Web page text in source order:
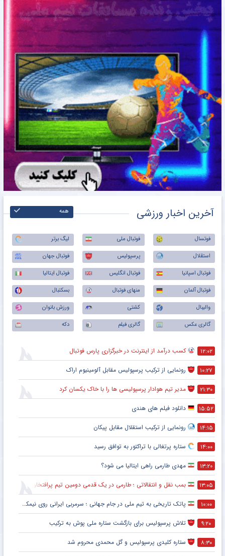
آخرین اخبار ورزشی همه
فوتسال فوتبال ملی
لیگ برتر
استقلال
پرسپولیس
فوتبال جهان
فوتبال اسپانیا
فوتبال انگلیس
فوتبال ایتالیا
فوتبال آلمان
منهای فوتبال
بسکتبال
والیبال
کشتی
ورزش بانوان
گالری عکس
گالری فیلم دکه
۱۲:۰۲ کسب درآمد از اینترنت در خبرگزاری پارس فوتبال
۱۰:۲۷ رونمایی از ترکیب پرسپولیس‌ مقابل آلومینیوم اراک
۲۱:۳۰ مدیر تیم هوادار پرسپولیسی ها را با خاک یکسان کرد
۱۵:۵۲ دانلود فیلم های هندی
۱۴:۱۵ رونمایی از ترکیب استقلال مقابل پیکان
۱۴:۰۰ ستاره پرتغالی با تراکتور به توافق رسید
۱۳:۲۰ مهدی طارمی راهی ایتالیا می شود؟
۱۳:۰۵ بمب نقل و انتقالاتی ؛ طارمی در یک قدمی دومین تیم پرافتخار اروپا
۱۰:۰۰ پاتک تاریخی به تیم ملی در جام جهانی ؛ سرمربی ایرانی روی نیمکت آمریکا
۹:۲۰ تلاش پرسپولیس برای بازگشت ستاره ملی پوش به ترکیب
۸:۳۰ ستاره کلیدی پرسپولیس و گل محمدی محروم شد